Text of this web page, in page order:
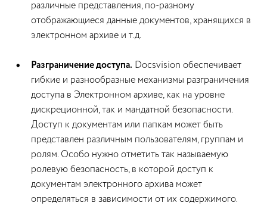
различные представления, по-разному
отображающиеся данные документов, хранящихся в
электронном архиве и т.д.
Разграничение доступа. Docsvision обеспечивает
гибкие и разнообразные механизмы разграничения
доступа в Электронном архиве, как на уровне
дискреционной, так и мандатной безопасности.
Доступ к документам или папкам может быть
представлен различным пользователям, группам и
ролям. Особо нужно отметить так называемую
ролевую безопасность, в которой доступ к
документам электронного архива может
определяться в зависимости от их содержимого.